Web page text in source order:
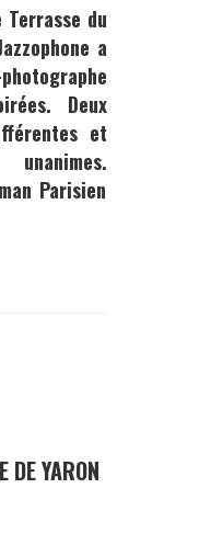
du
a
Deux
et
Parisien
DE YARON